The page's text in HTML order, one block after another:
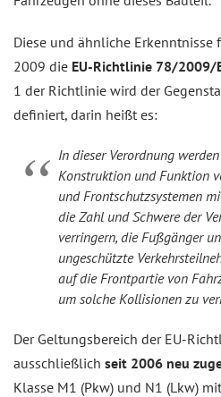
Diese und ähnliche Erkenntnisse
2009 die EU-Richtlinie 78/2009/
1 der Richtlinie wird der
definiert, darin heißt es:
In dieser Verordnung
Konstruktion und Funktion
und Frontschutzsystemen
die Zahl und Schwere der
verringern, die Fußgänger
ungeschützte
auf die Frontpartie von
um solche Kollisionen zu
Der Geltungsbereich der EU-
ausschließlich seit 2006 neu
Klasse M1 (Pkw) und N1 (Lkw)